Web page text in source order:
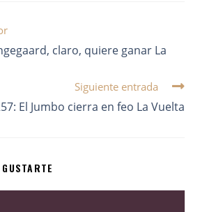
claro, quiere ganar La
Siguiente entrada
El Jumbo cierra en feo La Vuelta